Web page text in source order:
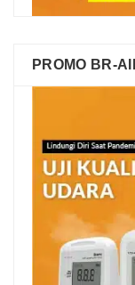
PROMO BR-